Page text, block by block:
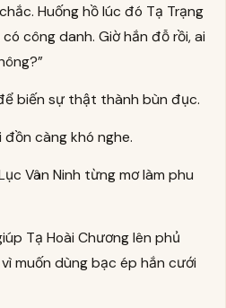
Huống hồ lúc đó Tạ Trạng
công danh. Giờ hắn đỗ rồi, ai
biến sự thật thành bùn đục.
càng khó nghe.
Vân Ninh từng mơ làm phu
Tạ Hoài Chương lên phủ
muốn dùng bạc ép hắn cưới